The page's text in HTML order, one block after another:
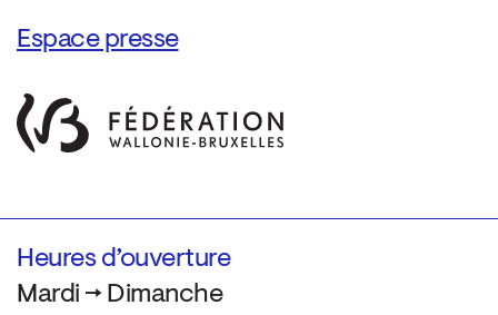
Espace presse
Heures d’ouverture
Mardi → Dimanche